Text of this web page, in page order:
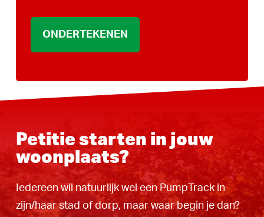
Petitie starten in jouw
woonplaats?
Iedereen wil natuurlijk wel een PumpTrack in
zijn/haar stad of dorp, maar waar begin je dan?